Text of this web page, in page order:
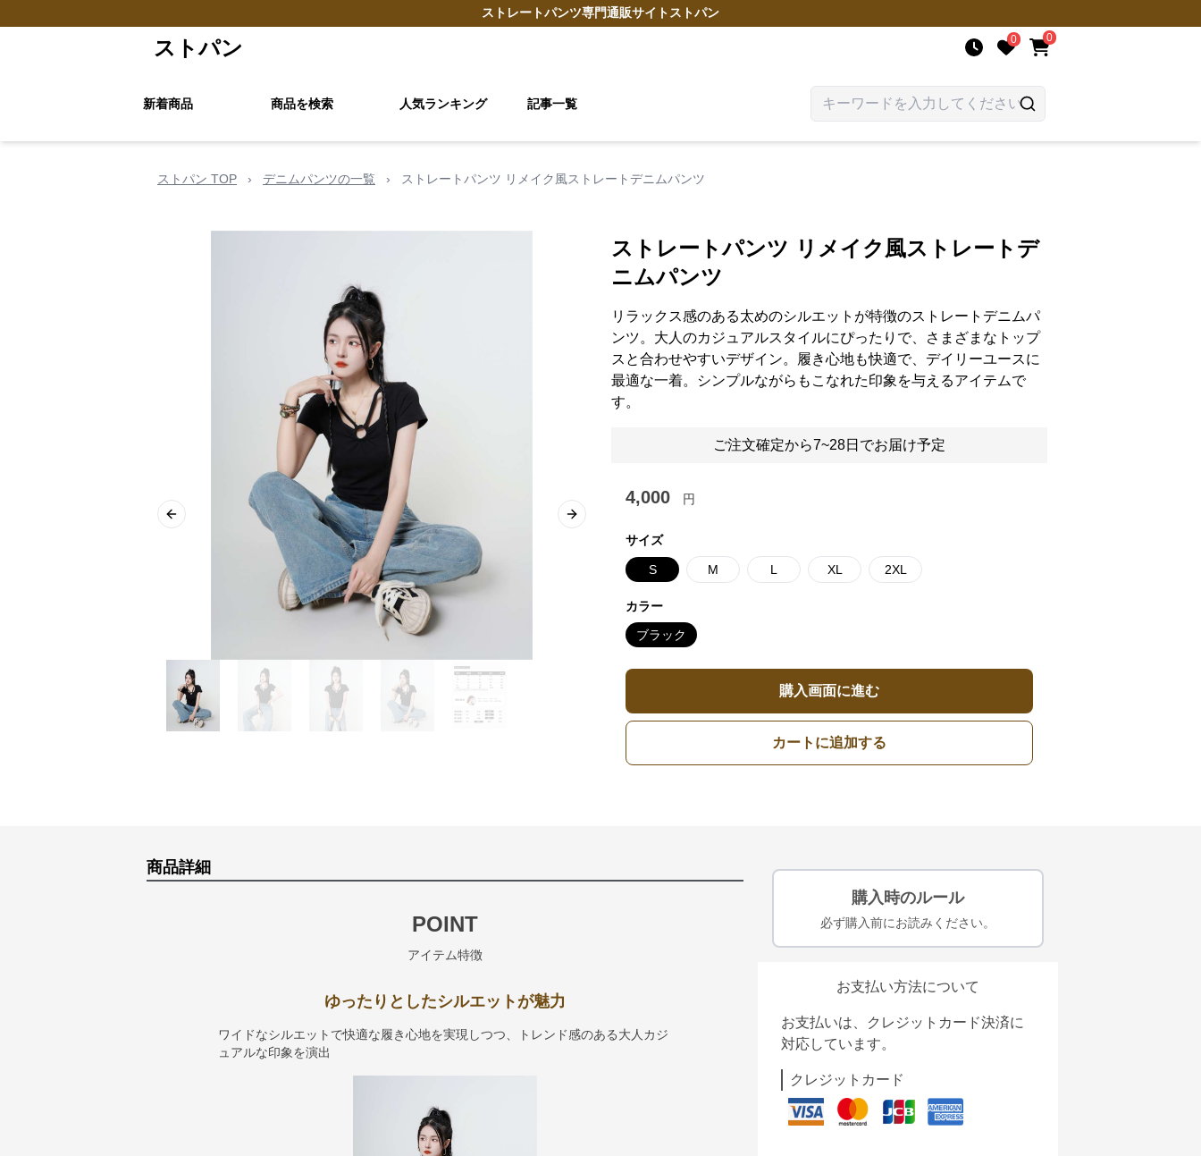
ストレートパンツ専門通販サイト ストパン
ストパン 0 0
新着商品 商品を検索 人気ランキング 記事一覧
ストパン TOP › デニムパンツの一覧 › ストレートパンツ リメイク風ストレートデニムパンツ
Previous slide Next slide
ストレートパンツ リメイク風ストレートデ
ニムパンツ
リラックス感のある太めのシルエットが特徴のストレートデニムパ
ンツ。大人のカジュアルスタイルにぴったりで、さまざまなトップ
スと合わせやすいデザイン。履き心地も快適で、デイリーユースに
最適な一着。シンプルながらもこなれた印象を与えるアイテムで
す。
ご注文確定から7~28日でお届け予定
4,000 円
サイズ
S M L XL 2XL
カラー
ブラック
購入画面に進む
カートに追加する
商品詳細
POINT
アイテム特徴
ゆったりとしたシルエットが魅力
ワイドなシルエットで快適な履き心地を実現しつつ、トレンド感のある大人カジ
ュアルな印象を演出
購入時のルール
必ず購入前にお読みください。
お支払い方法について
お支払いは、クレジットカード決済に
対応しています。
クレジットカード